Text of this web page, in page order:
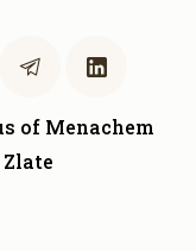
of Menachem